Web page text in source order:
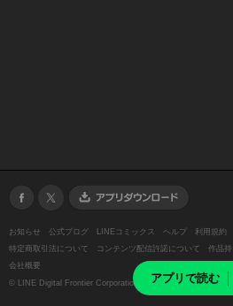
アプリで読む
お知らせ 公式ブログ LINEコミックス ヘルプ 利用規約
特定商取引法について
コンテンツ配信許諾について 作品
会社概要
© LINE Digital Frontier Corporation